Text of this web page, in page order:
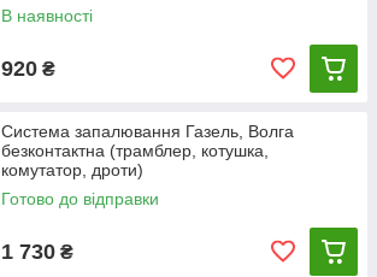
В наявності
920 ₴
Система запалювання Газель, Волга
безконтактна (трамблер, котушка,
комутатор, дроти)
Готово до відправки
1 730 ₴